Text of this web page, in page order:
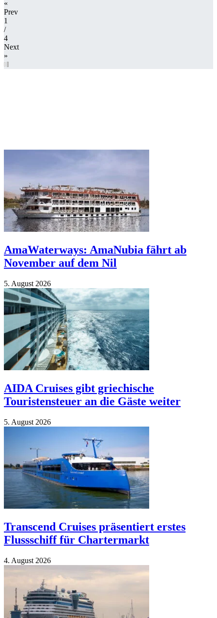
«
Prev
1
/​
4
Next
»
AmaWaterways: AmaNubia fährt ab
November auf dem Nil
5. Au­gust 2026
AIDA Cruises gibt griechische
Touristensteuer an die Gäste weiter
5. Au­gust 2026
Transcend Cruises präsentiert erstes
Flussschiff für Chartermarkt
4. Au­gust 2026